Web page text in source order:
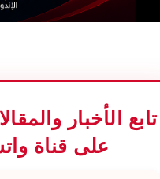
تابع الأخبار
على قناة